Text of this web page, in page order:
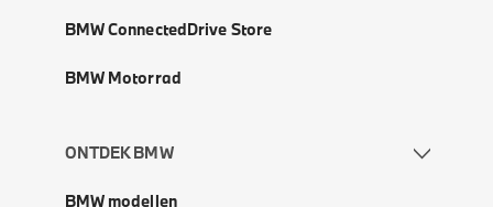
BMW ConnectedDrive Store
BMW Motorrad
ONTDEK BMW
BMW modellen